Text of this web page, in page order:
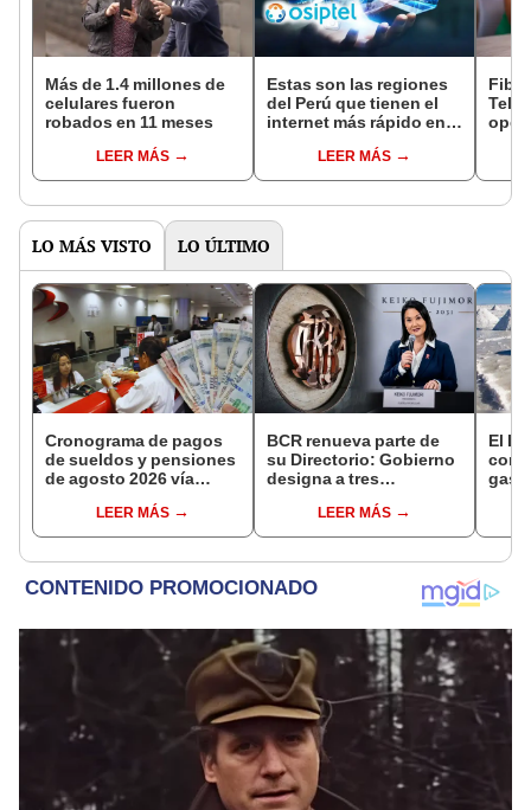
Más de 1.4 millones de
celulares fueron
robados en 11 meses
LEER MÁS
Estas son las regiones
del Perú que tienen el
internet más rápido en
ranking de Osiptel
LEER MÁS
LO MÁS VISTO LO ÚLTIMO
Cronograma de pagos
de sueldos y pensiones
de agosto 2026 vía
conoce las fechas de
depósito
LEER MÁS
BCR renueva parte de
su Directorio: Gobierno
designa a tres
EjecutivoLEER MÁS
El